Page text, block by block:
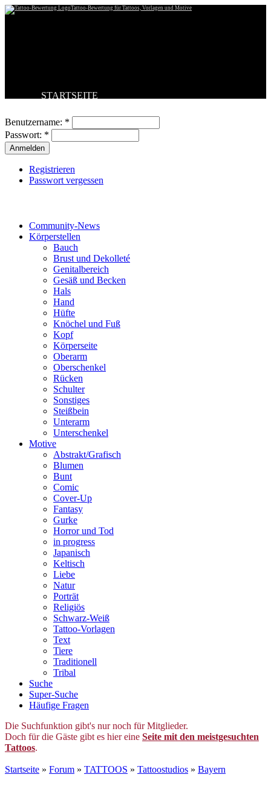
Tattoo-Bewertung für Tattoos, Vorlagen und Motive
STARTSEITE
BESTE TATTOOS
NEUESTE TATTOOS
KOMMENTARE
FORUM
Benutzername: *
Passwort: *
Registrieren
Passwort vergessen
Community-News
Körperstellen
Bauch
Brust und Dekolleté
Genitalbereich
Gesäß und Becken
Hals
Hand
Hüfte
Knöchel und Fuß
Kopf
Körperseite
Oberarm
Oberschenkel
Rücken
Schulter
Sonstiges
Steißbein
Unterarm
Unterschenkel
Motive
Abstrakt/Grafisch
Blumen
Bunt
Comic
Cover-Up
Fantasy
Gurke
Horror und Tod
in progress
Japanisch
Keltisch
Liebe
Natur
Porträt
Religiös
Schwarz-Weiß
Tattoo-Vorlagen
Text
Tiere
Traditionell
Tribal
Suche
Super-Suche
Häufige Fragen
Die Suchfunktion gibt's nur noch für Mitglieder.
Doch für die Gäste gibt es hier eine Seite mit den meistgesuchten
Tattoos.
Startseite » Forum » TATTOOS » Tattoostudios » Bayern